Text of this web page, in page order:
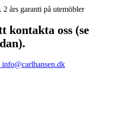
års garanti på utemöbler
kontakta oss (se
info@carlhansen.dk